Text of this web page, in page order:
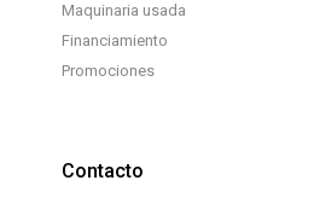
Maquinaria usada
Financiamiento
Promociones
Contacto